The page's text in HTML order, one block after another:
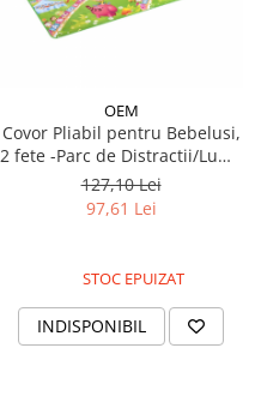
OEM
Covor Pliabil pentru Bebelusi,
2 fete -Parc de Distractii/Lume
Subacvatica- 180/200 cm
127,10 Lei
97,61 Lei
STOC EPUIZAT
INDISPONIBIL